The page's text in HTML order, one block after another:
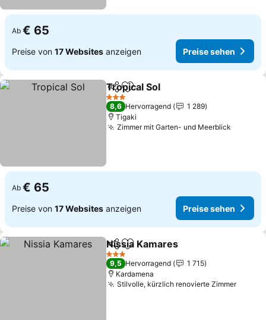
Ab € 65
Preise von 17 Websites anzeigen Preise sehen
TeilenZu Favoriten hinzufügen
Tropical Sol
3 Sterne
8,6 Hervorragend
1 289
Tigaki
Zimmer mit Garten- und Meerblick
Ab € 65
Preise von 17 Websites anzeigen Preise sehen
TeilenZu Favoriten hinzufügen
Nissia Kamares
3 Sterne
9,5 Hervorragend
1 715
Kardamena
Stilvolle, kürzlich renovierte ZimmerPreise